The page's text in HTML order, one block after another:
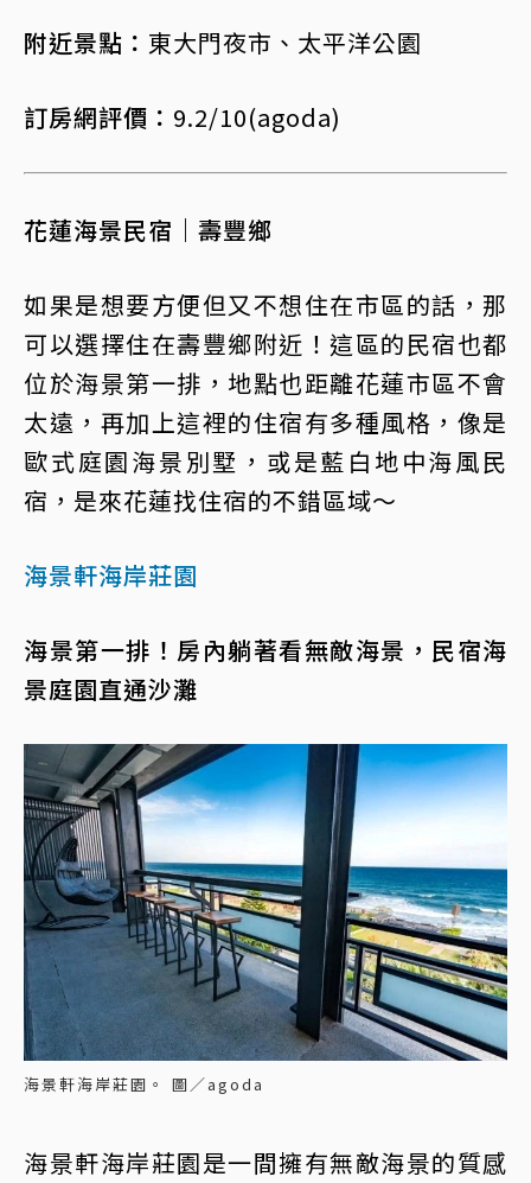
附近景點： 東大門夜市、太平洋公園
訂房網評價： 9.2/10(agoda)
花蓮海景民宿｜壽豐鄉
如果是想要方便但又不想住在市區的話，那
可以選擇住在壽豐鄉附近！這區的民宿也都
位於海景第一排，地點也距離花蓮市區不會
太遠，再加上這裡的住宿有多種風格，像是
歐式庭園海景別墅，或是藍白地中海風民
宿，是來花蓮找住宿的不錯區域～
海景軒海岸莊園
海景第一排！房內躺著看無敵海景，民宿海
景庭園直通沙灘
海景軒海岸莊園。 圖／agoda
海景軒海岸莊園是一間擁有無敵海景的質感